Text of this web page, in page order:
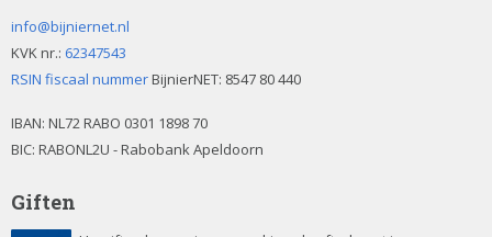
info@bijniernet.nl
KVK nr.: 62347543
RSIN fiscaal nummerBijnierNET: 8547 80 440
IBAN: NL72 RABO 0301 1898 70
BIC: RABONL2U - Rabobank Apeldoorn
Giften